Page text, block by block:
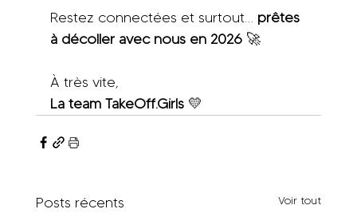
Restez connectées et surtout… prêtes
à décoller avec nous en 2026 🚀
À très vite,
La team TakeOff.Girls 💛
Posts récents Voir tout